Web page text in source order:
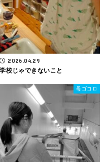
2026.04.29
学校じゃできないこと
母ゴコロ